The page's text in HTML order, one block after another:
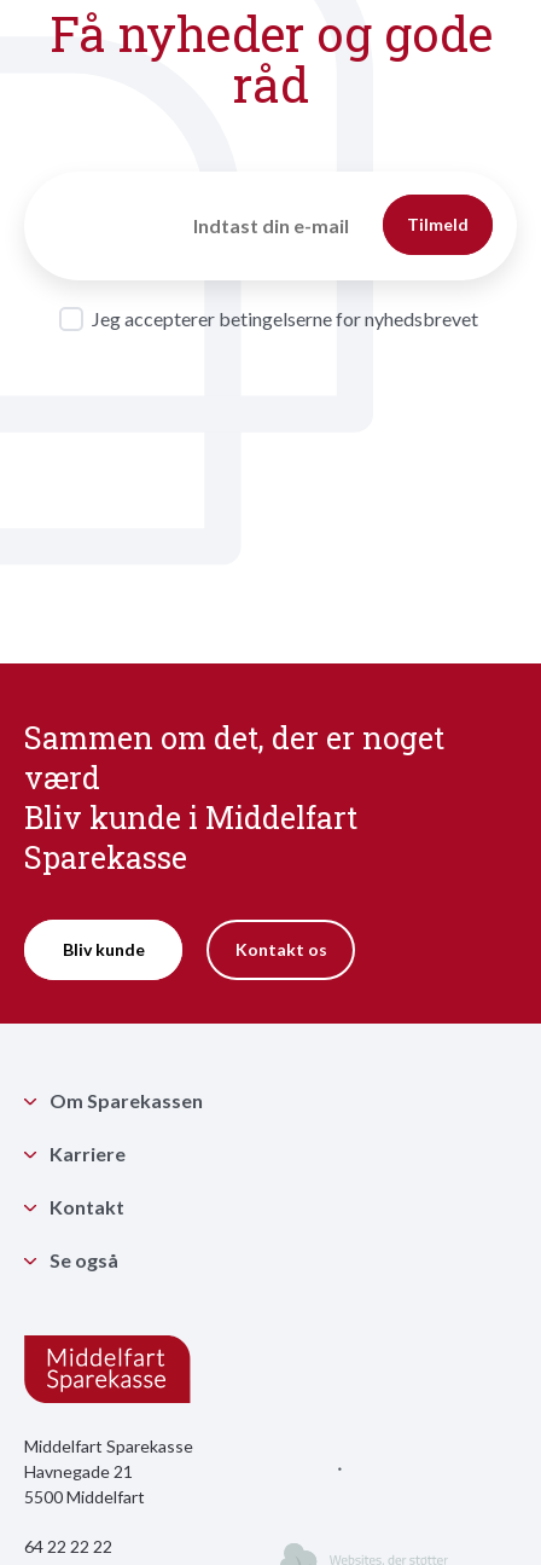
Få nyheder og gode
råd
Jeg accepterer betingelserne for nyhedsbrevet
Tilmeld
Sammen om det, der er noget
værd
Bliv kunde i Middelfart
Sparekasse
Bliv kunde Kontakt os
Middelfart Sparekasse
Havnegade 21
5500 Middelfart
64 22 22 22
Om Sparekassen
Karriere
Kontakt
Se også